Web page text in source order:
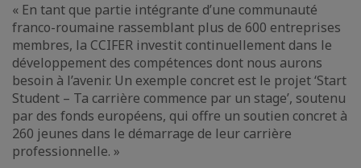
« En tant que partie intégrante d’une communauté
franco-roumaine rassemblant plus de 600 entreprises
membres, la CCIFER investit continuellement dans le
développement des compétences dont nous aurons
besoin à l’avenir. Un exemple concret est le projet ‘Start
Student – Ta carrière commence par un stage’, soutenu
par des fonds européens, qui offre un soutien concret à
260 jeunes dans le démarrage de leur carrière
professionnelle. »